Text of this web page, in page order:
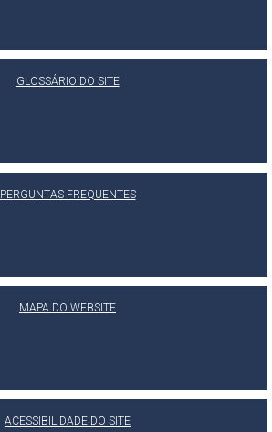
GLOSSÁRIO DO SITE
PERGUNTAS FREQUENTES
MAPA DO WEBSITE
ACESSIBILIDADE DO SITE